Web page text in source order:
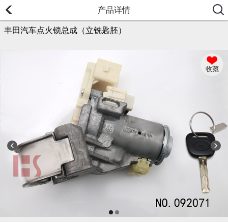
产品详情
丰田汽车点火锁总成（立铣匙胚）
收藏